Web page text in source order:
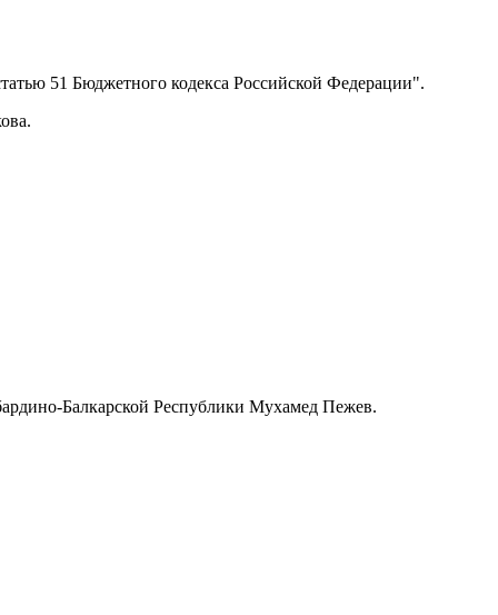
51 Бюджетного кодекса Российской Федерации".
Балкарской Республики Мухамед Пежев.